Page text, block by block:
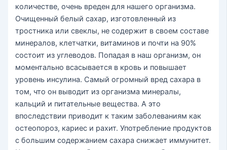
количестве, очень вреден для нашего организма.
Очищенный белый сахар, изготовленный из
тростника или свеклы, не содержит в своем составе
минералов, клетчатки, витаминов и почти на 90%
состоит из углеводов. Попадая в наш организм, он
моментально всасывается в кровь и повышает
уровень инсулина. Самый огромный вред сахара в
том, что он выводит из организма минералы,
кальций и питательные вещества. А это
впоследствии приводит к таким заболеваниям как
остеопороз, кариес и рахит. Употребление продуктов
с большим содержанием сахара снижает иммунитет.